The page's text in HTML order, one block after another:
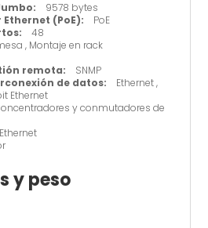
9578 bytes
(PoE): PoE
48
, Montaje en rack
remota: SNMP
de datos: Ethernet ,
Ethernet
y conmutadores de
y peso